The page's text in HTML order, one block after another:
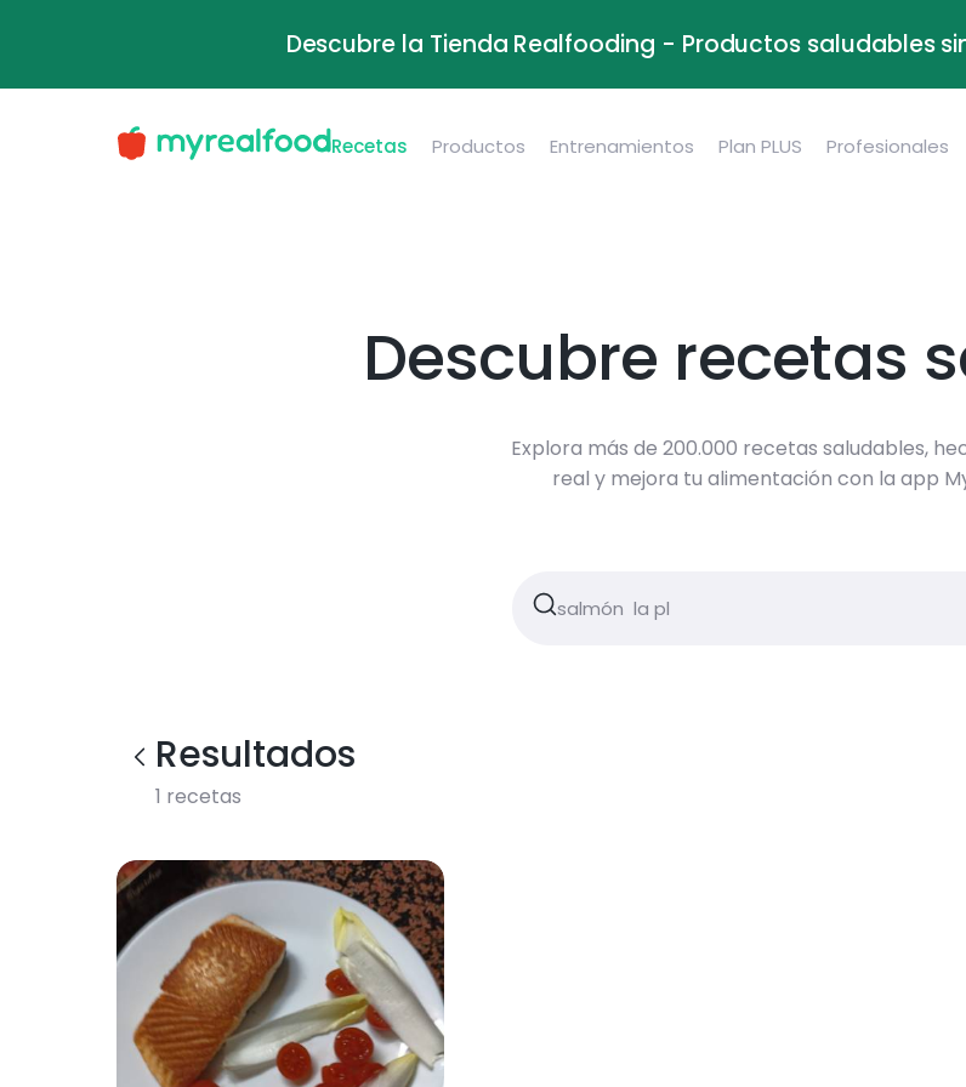
Descubre la Tienda Realfooding - Productos saludables
Recetas Productos Entrenamientos Plan PLUS Profesionales
Descubre recetas
Explora más de 200.000 recetas saludables,
real y mejora tu alimentación con la app
Resultados
1 recetas